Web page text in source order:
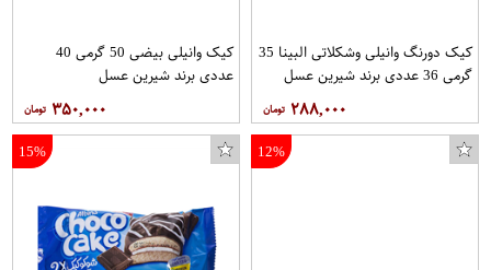
کیک دورنگ وانیلی وشکلاتی البینا 35
گرمی 36 عددی برند شیرین عسل
۲۸۸,۰۰۰
کیک وانیلی بیضی 50 گرمی 40
عددی برند شیرین عسل
۳۵۰,۰۰۰
12%
15%